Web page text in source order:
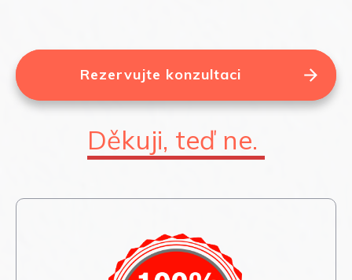
Rezervujte konzultaci
Děkuji, teď ne.